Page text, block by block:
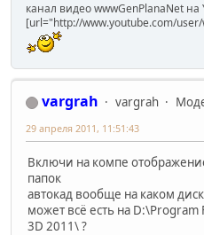
канал видео wwwGenPlanaNet на
[url="http://www.youtube.com/
vargrah vargrah
29 апреля 2011, 11:51:43
Включи на компе
папок
автокад вообще на каком
может всё есть на
3D 2011\ ?